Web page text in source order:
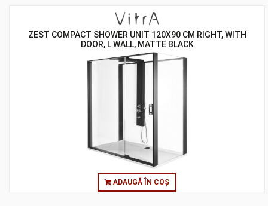
ZEST COMPACT SHOWER UNIT 120X90 CM RIGHT, WITH
DOOR, L WALL, MATTE BLACK
ADAUGĂ ÎN COȘ